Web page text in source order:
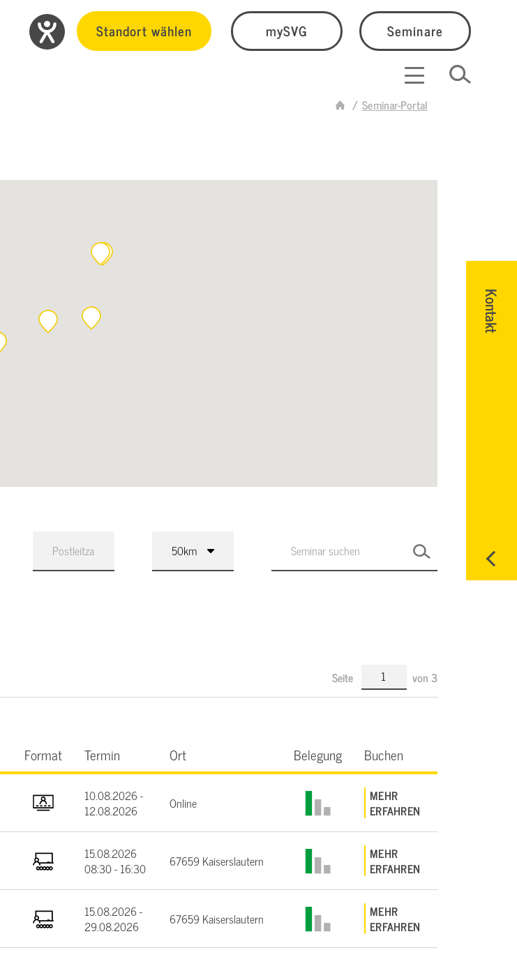
Standort wählen mySVG Seminare
Seminar-Portal
Kontakt
Seite von 3
Format Termin Ort Belegung Buchen
10.08.2026 -
12.08.2026
Online
MEHR
ERFAHREN
15.08.2026
08:30 - 16:30
67659 Kaiserslautern
MEHR
ERFAHREN
15.08.2026 -
29.08.2026
67659 Kaiserslautern
MEHR
ERFAHREN